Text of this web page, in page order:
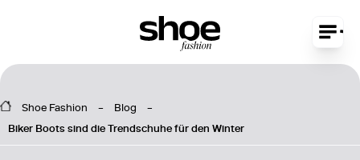
Shoe Fashion
Blog
Biker Boots sind die Trendschuhe für den Winter